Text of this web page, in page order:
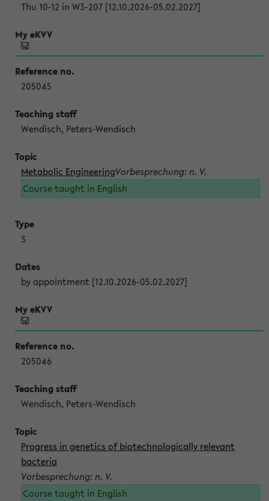
Thu 10-12 in W3-207 [12.10.2026-05.02.2027]
205045
Wendisch, Peters-Wendisch
Metabolic EngineeringVorbesprechung: n. V.
Course taught in English
S
by appointment [12.10.2026-05.02.2027]
205046
Wendisch, Peters-Wendisch
Progress in genetics of biotechnologically relevant
bacteria
Vorbesprechung: n. V.
Course taught in English